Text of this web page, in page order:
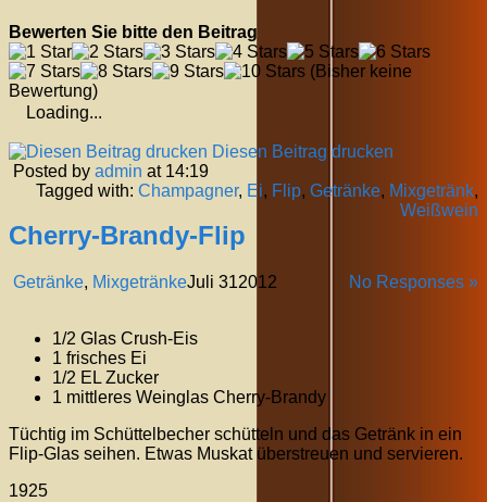
Bewerten Sie bitte den Beitrag
(Bisher keine
Bewertung)
Loading...
Diesen Beitrag drucken
Posted by admin at 14:19
Tagged with: Champagner, Ei, Flip, Getränke, Mixgetränk,
Weißwein
Cherry-Brandy-Flip
Getränke, Mixgetränke No Responses »
Juli 312012
1/2 Glas Crush-Eis
1 frisches Ei
1/2 EL Zucker
1 mittleres Weinglas Cherry-Brandy
Tüchtig im Schüttelbecher schütteln und das Getränk in ein
Flip-Glas seihen. Etwas Muskat überstreuen und servieren.
1925